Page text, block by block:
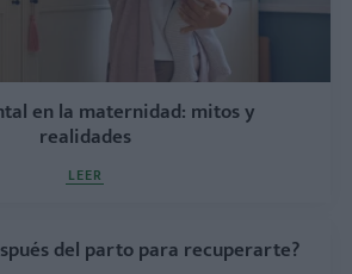
en la maternidad: mitos y
realidades
LEER
del parto para recuperarte?